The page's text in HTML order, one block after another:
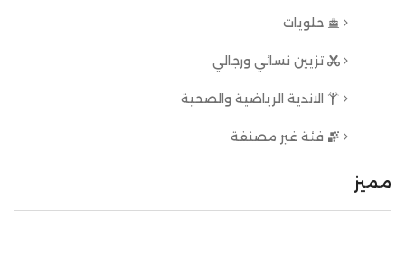
حلويات
تزيين نسائي ورجالي
الاندية الرياضية والصحية
فئة غير مصنفة
مميز